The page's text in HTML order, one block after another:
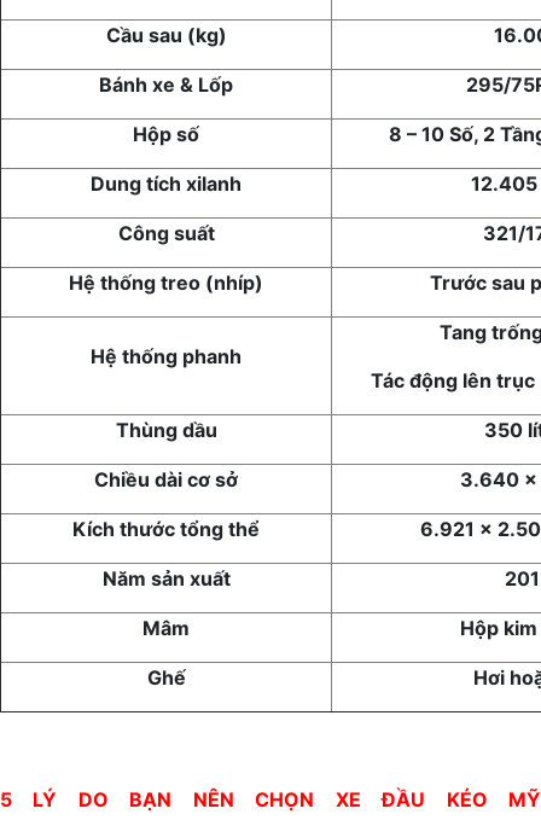
Cầu sau (kg)
Bánh xe & Lốp 295/
Hộp số 8 – 10 Số, 2
Dung tích xilanh
Công suất 321/
Hệ thống treo (nhíp) Trước sau
Hệ thống phanh
Tang
Tác động lên
Thùng dầu 350
Chiều dài cơ sở 3.640 x
Kích thước tổng thể 6.921 x
Năm sản xuất
Mâm Hộp
Ghế Hơi
5 LÝ DO BẠN NÊN CHỌN XE ĐẦU KÉO MỸ